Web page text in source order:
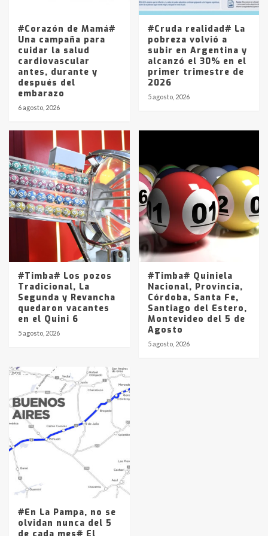
entre 857 a 1338 pesos
#Corazón de Mamá#
Una campaña para
cuidar la salud
cardiovascular
antes, durante y
después del
embarazo
6 agosto, 2026
#Cruda realidad# La
pobreza volvió a
subir en Argentina y
alcanzó el 30% en el
primer trimestre de
2026
5 agosto, 2026
#Timba# Los pozos
Tradicional, La
Segunda y Revancha
quedaron vacantes
en el Quini 6
5 agosto, 2026
#Timba# Quiniela
Nacional, Provincia,
Córdoba, Santa Fe,
Santiago del Estero,
Montevideo del 5 de
Agosto
5 agosto, 2026
#En La Pampa, no se
olvidan nunca del 5